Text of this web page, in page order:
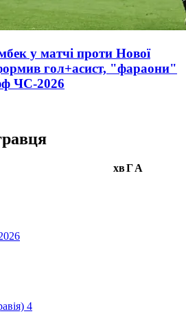
у матчі проти Нової
гол+асист, "фараони"
ЧС-2026
хвГА
4